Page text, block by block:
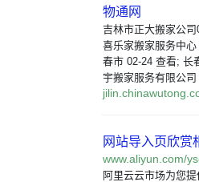
物通网
吉林市正大搬家公
喜乐家搬家服务中
春市 02-24 查看; 长
宇搬家服务有限公
网站导入页欣赏
www.aliyun.com/
阿里云云市场为您